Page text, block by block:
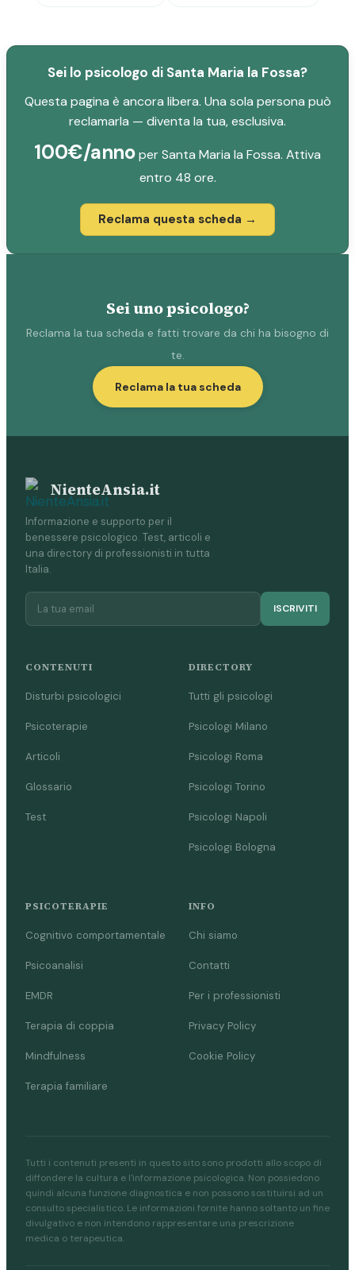
Sei lo psicologo di Santa Maria la Fossa?
Questa pagina è ancora libera. Una sola persona può
reclamarla — diventa la tua, esclusiva.
100€/annoper Santa Maria la Fossa. Attiva
entro 48 ore.
Reclama questa scheda →
Sei uno psicologo?
Reclama la tua scheda e fatti trovare da chi ha bisogno di
te.
Reclama la tua scheda
NienteAnsia.it
Informazione e supporto per il
benessere psicologico. Test, articoli e
una directory di professionisti in tutta
Italia.
ISCRIVITI
CONTENUTI
Disturbi psicologici
Psicoterapie
Articoli
Glossario
Test
DIRECTORY
Tutti gli psicologi
Psicologi Milano
Psicologi Roma
Psicologi Torino
Psicologi Napoli
Psicologi Bologna
PSICOTERAPIE
Cognitivo comportamentale
Psicoanalisi
EMDR
Terapia di coppia
Mindfulness
Terapia familiare
INFO
Chi siamo
Contatti
Per i professionisti
Privacy Policy
Cookie Policy
Tutti i contenuti presenti in questo sito sono prodotti allo scopo di
diffondere la cultura e l'informazione psicologica. Non possiedono
quindi alcuna funzione diagnostica e non possono sostituirsi ad un
consulto specialistico. Le informazioni fornite hanno soltanto un fine
divulgativo e non intendono rappresentare una prescrizione
medica o terapeutica.